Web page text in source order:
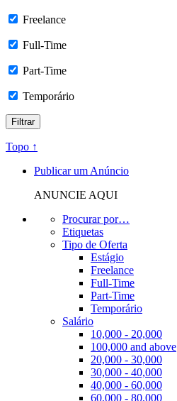
Freelance
Full-Time
Part-Time
Temporário
Topo ↑
Publicar um Anúncio
ANUNCIE AQUI
Procurar por…
Etiquetas
Tipo de Oferta
Estágio
Freelance
Full-Time
Part-Time
Temporário
Salário
10,000 - 20,000
100,000 and above
20,000 - 30,000
30,000 - 40,000
40,000 - 60,000
60,000 - 80,000